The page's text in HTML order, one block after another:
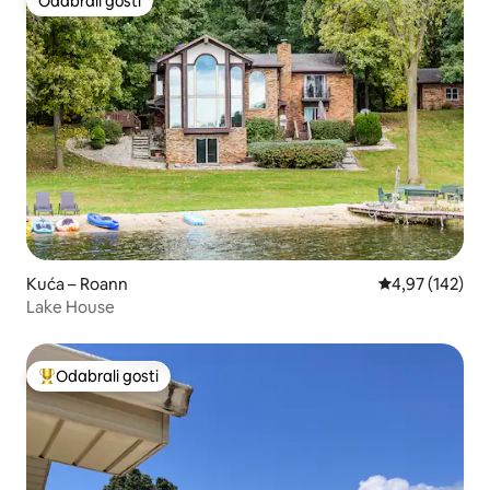
Odabrali gosti
Kuća – Roann Prosječna
4,97 (142)
Lake House
Među najviše rangiranima s oznakom „Odabrali gosti”
Odabrali gosti